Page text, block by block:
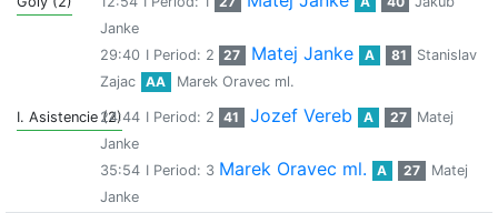
Janke
29:40 I Period: 2 27 Matej Janke A 81
Stanislav
Zajac
AA Marek Oravec ml.
I. Asistencie (2)24:44 I Period: 2 41 Jozef Vereb A 27
Matej
Janke
35:54 I Period: 3 Marek Oravec ml. A 27
Matej
Janke